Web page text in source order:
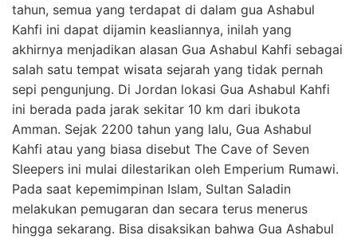
tahun, semua yang terdapat di dalam gua Ashabul
Kahfi ini dapat dijamin keasliannya, inilah yang
akhirnya menjadikan alasan Gua Ashabul Kahfi sebagai
salah satu tempat wisata sejarah yang tidak pernah
sepi pengunjung. Di Jordan lokasi Gua Ashabul Kahfi
ini berada pada jarak sekitar 10 km dari ibukota
Amman. Sejak 2200 tahun yang lalu, Gua Ashabul
Kahfi atau yang biasa disebut The Cave of Seven
Sleepers ini mulai dilestarikan oleh Emperium Rumawi.
Pada saat kepemimpinan Islam, Sultan Saladin
melakukan pemugaran dan secara terus menerus
hingga sekarang. Bisa disaksikan bahwa Gua Ashabul